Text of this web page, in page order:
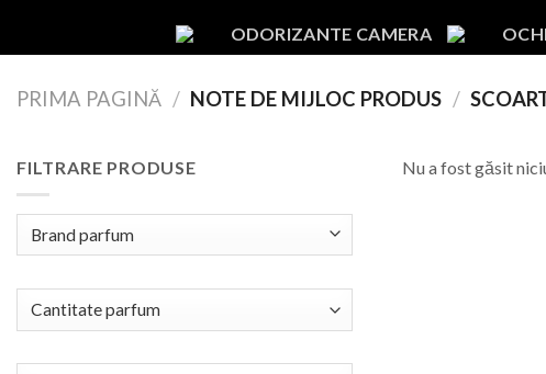
ODORIZANTE CAMERA
PRIMA PAGINĂ / NOTE DE MIJLOC PRODUS /
FILTRARE PRODUSE Nu a fost găsit